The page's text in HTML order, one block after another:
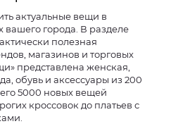
актуальные вещи в
вашего города. В разделе
полезная
магазинов и торговых
представлена женская,
обувь и аксессуары из 200
5000 новых вещей
кроссовок до платьев с